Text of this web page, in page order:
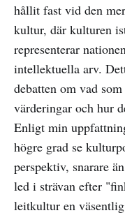
hållit fast vid den
kultur, där kulturen
representerar
intellektuella arv.
debatten om vad
värderingar och hur
Enligt min
högre grad se
perspektiv, snarare
led i strävan efter
leitkultur en